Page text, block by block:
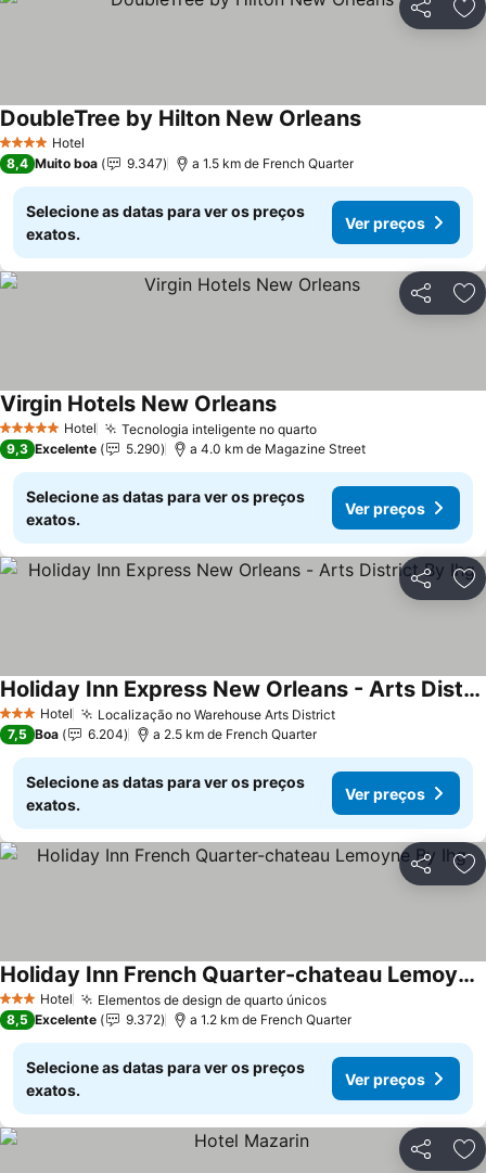
Partilhar
4 EstrelasHotel
DoubleTree by Hilton New Orleans
8,4 Muito boa 9.347 a 1.5 km de French Quarter
Selecione as datas para ver os preços
exatos.
Ver preços
Partilhar
5 Estrelas Hotel Tecnologia inteligente no quarto
Virgin Hotels New Orleans
9,3 Excelente 5.290 a 4.0 km de Magazine Street
Selecione as datas para ver os preços
exatos.
Ver preços
Partilhar
3 EstrelasHotel Localização no Warehouse Arts District
Holiday Inn Express New Orleans - Arts District By Ihg
7,5 Boa 6.204 a 2.5 km de French Quarter
Selecione as datas para ver os preços
exatos.
Ver preços
Partilhar
3 EstrelasHotel Elementos de design de quarto únicos
Holiday Inn French Quarter-chateau Lemoyne By Ihg
8,5 Excelente 9.372 a 1.2 km de French Quarter
Selecione as datas para ver os preços
exatos.
Ver preços
Partilhar